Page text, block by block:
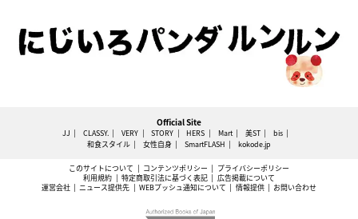
Official Site
JJ CLASSY. VERY STORY HERS Mart 美ST
bis
和食スタイル
女性自身 SmartFLASH kokode.jp
このサイトについて コンテンツポリシー
プライバシーポリシー
利用規約
特定商取引法に基づく表記
広告掲載について
運営会社
ニュース提供先 WEBプッシュ通知について 情報提供 お問い合わせ